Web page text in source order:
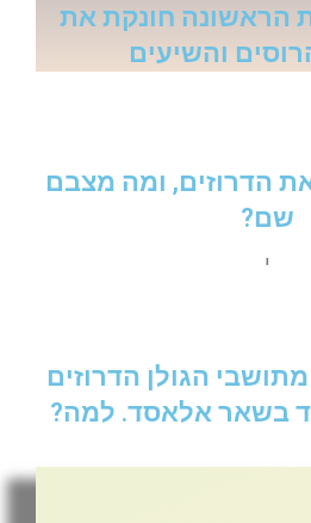
הראשונה חונקת את
והשיעים
הדרוזים, ומה מצבם
שם?
י
הגולן הדרוזים
בשאר אלאסד. למה?